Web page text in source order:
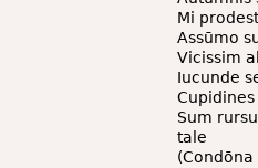
Mi
Assūmo
Vicissim
Iucunde
Sum
tale